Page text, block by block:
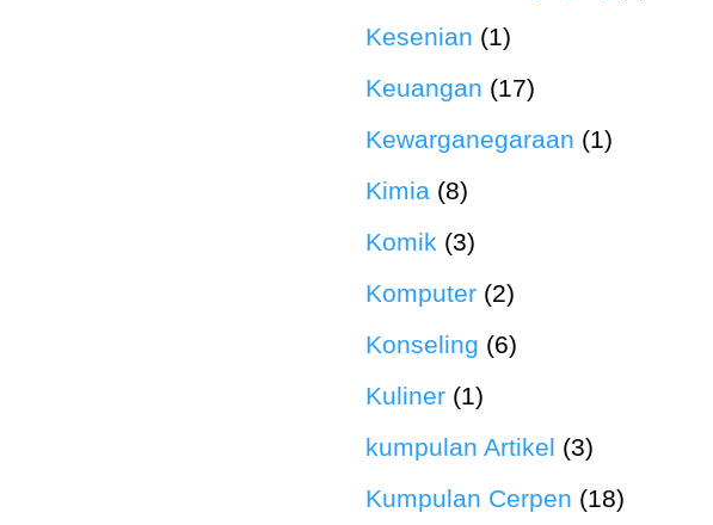
Kesenian (1)
Keuangan (17)
Kewarganegaraan (1)
Kimia (8)
Komik (3)
Komputer (2)
Konseling (6)
Kuliner (1)
kumpulan Artikel (3)
Kumpulan Cerpen (18)